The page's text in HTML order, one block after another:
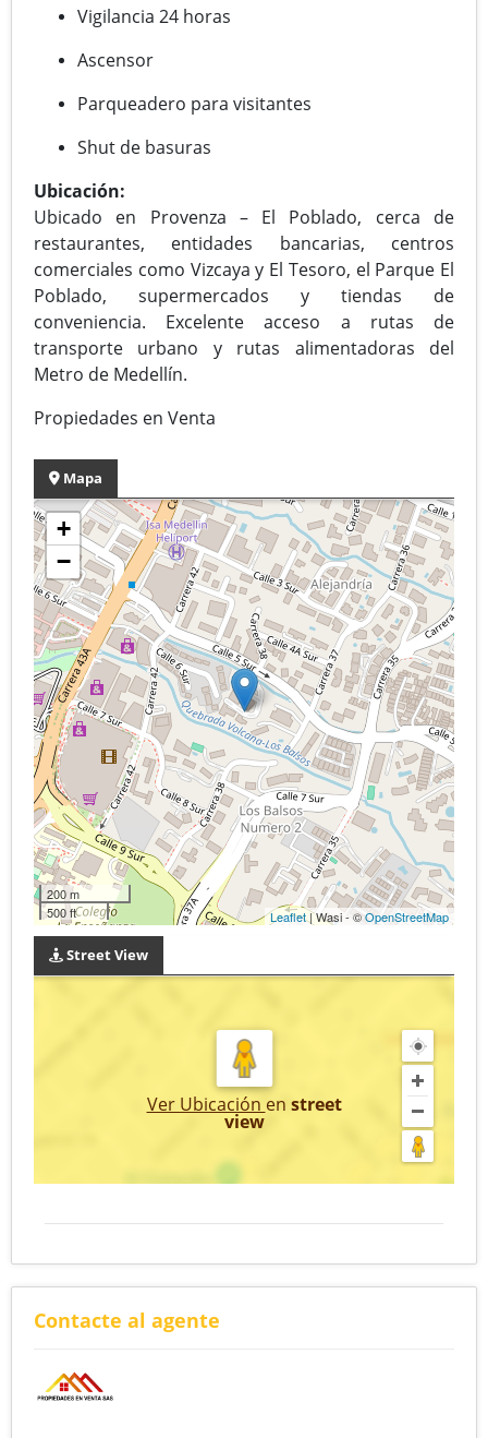
Vigilancia 24 horas
Ascensor
Parqueadero para visitantes
Shut de basuras
Ubicación:
Ubicado en Provenza – El Poblado, cerca de
restaurantes, entidades bancarias, centros
comerciales como Vizcaya y El Tesoro, el Parque El
Poblado, supermercados y tiendas de
conveniencia. Excelente acceso a rutas de
transporte urbano y rutas alimentadoras del
Metro de Medellín.
Propiedades en Venta
Mapa
+
−
200 m
500 ft
Leaflet| Wasi - ©OpenStreetMap
Street View
Ver Ubicación en street
view
Contacte al agente